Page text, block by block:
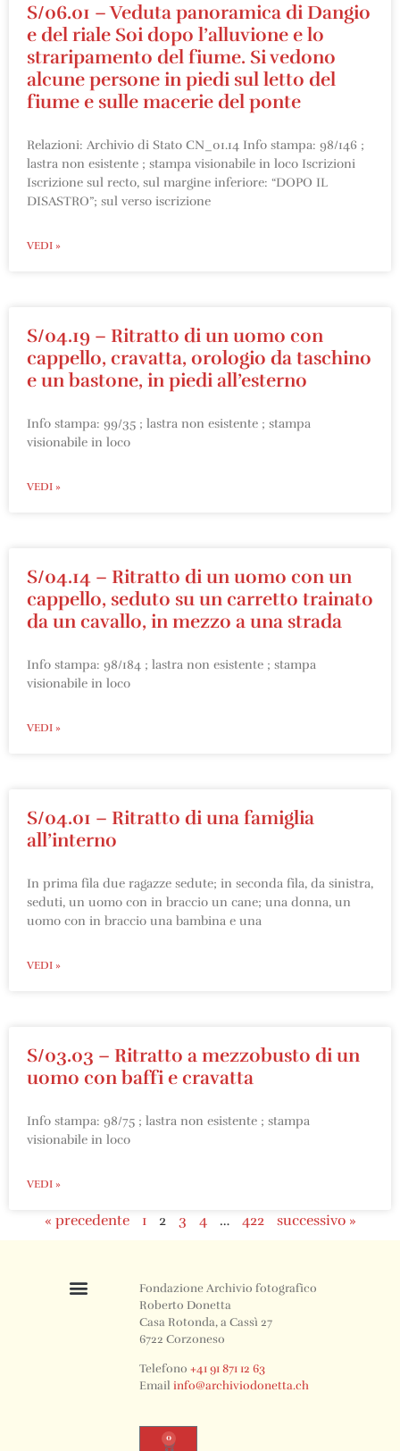
S/06.01 – Veduta panoramica di Dangio
e del riale Soi dopo l’alluvione e lo
straripamento del fiume. Si vedono
alcune persone in piedi sul letto del
fiume e sulle macerie del ponte
Relazioni: Archivio di Stato CN_01.14 Info stampa: 98/146 ;
lastra non esistente ; stampa visionabile in loco Iscrizioni
Iscrizione sul recto, sul margine inferiore: “DOPO IL
DISASTRO”; sul verso iscrizione
VEDI »
S/04.19 – Ritratto di un uomo con
cappello, cravatta, orologio da taschino
e un bastone, in piedi all’esterno
Info stampa: 99/35 ; lastra non esistente ; stampa
visionabile in loco
VEDI »
S/04.14 – Ritratto di un uomo con un
cappello, seduto su un carretto trainato
da un cavallo, in mezzo a una strada
Info stampa: 98/184 ; lastra non esistente ; stampa
visionabile in loco
VEDI »
S/04.01 – Ritratto di una famiglia
all’interno
In prima fila due ragazze sedute; in seconda fila, da sinistra,
seduti, un uomo con in braccio un cane; una donna, un
uomo con in braccio una bambina e una
VEDI »
S/03.03 – Ritratto a mezzobusto di un
uomo con baffi e cravatta
Info stampa: 98/75 ; lastra non esistente ; stampa
visionabile in loco
VEDI »
« precedente 1 2 3 4 … 422 successivo »
Fondazione Archivio fotografico
Roberto Donetta
Casa Rotonda, a Cassì 27
6722 Corzoneso
Telefono+41 91 871 12 63
Emailinfo@archiviodonetta.ch
0